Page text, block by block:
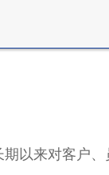
以来对客户